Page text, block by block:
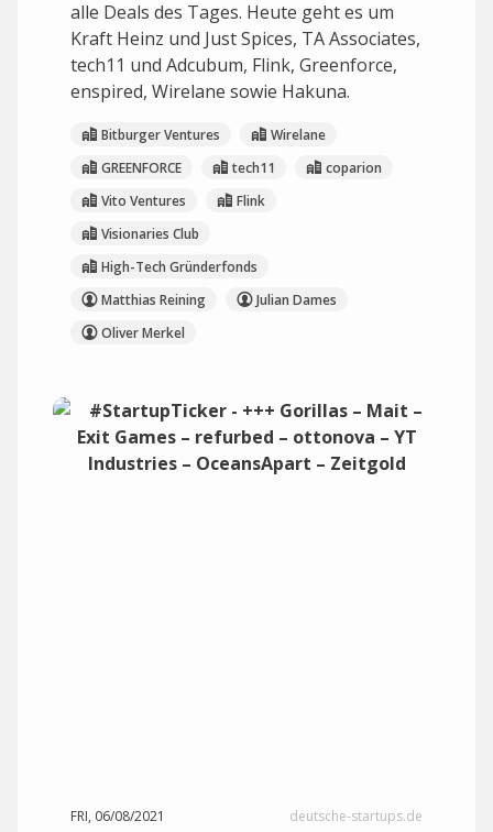
alle Deals des Tages. Heute geht es um
Kraft Heinz und Just Spices, TA Associates,
tech11 und Adcubum, Flink, Greenforce,
enspired, Wirelane sowie Hakuna.
Bitburger Ventures
Wirelane
GREENFORCE
tech11
coparion
Vito Ventures
Flink
Visionaries Club
High-Tech Gründerfonds
Matthias Reining
Julian Dames
Oliver Merkel
FRI, 06/08/2021 deutsche-startups.de